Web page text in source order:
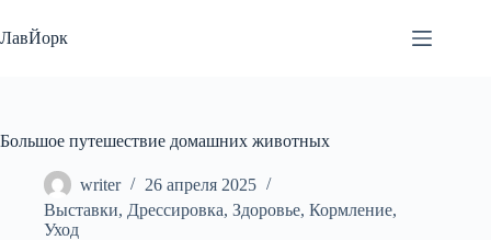
к
сути
ЛавЙорк
Большое путешествие домашних животных
writer
26 апреля 2025
Выставки, Дрессировка, Здоровье, Кормление,
Уход